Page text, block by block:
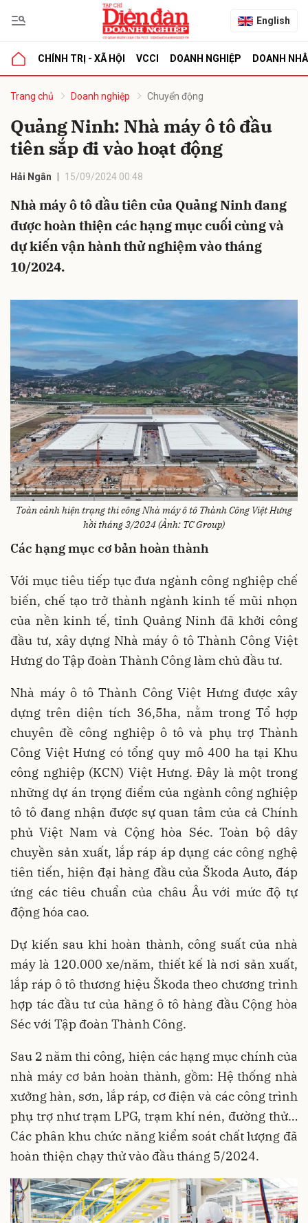
English
CHÍNH TRỊ - XÃ HỘI VCCI DOANH NGHIỆP DOANH
Trang chủ Doanh nghiệp Chuyển động
Quảng Ninh: Nhà máy ô tô đầu
tiên sắp đi vào hoạt động
Hải Ngân 15/09/2024 00:48
Nhà máy ô tô đầu tiên của Quảng Ninh đang
được hoàn thiện các hạng mục cuối cùng và
dự kiến vận hành thử nghiệm vào tháng
10/2024.
Toàn cảnh hiện trạng thi công Nhà máy ô tô Thành Công Việt Hưng
hồi tháng 3/2024 (Ảnh: TC Group)
Các hạng mục cơ bản hoàn thành
Với mục tiêu tiếp tục đưa ngành công nghiệp chế
biến, chế tạo trở thành ngành kinh tế mũi nhọn
của nền kinh tế, tỉnh Quảng Ninh đã khởi công
đầu tư, xây dựng Nhà máy ô tô Thành Công Việt
Hưng do Tập đoàn Thành Công làm chủ đầu tư.
Nhà máy ô tô Thành Công Việt Hưng được xây
dựng trên diện tích 36,5ha, nằm trong Tổ hợp
chuyên đề công nghiệp ô tô và phụ trợ Thành
Công Việt Hưng có tổng quy mô 400 ha tại Khu
công nghiệp (KCN) Việt Hưng. Đây là một trong
những dự án trọng điểm của ngành công nghiệp
tô tô đang nhận được sự quan tâm của cả Chính
phủ Việt Nam và Cộng hòa Séc. Toàn bộ dây
chuyền sản xuất, lắp ráp áp dụng các công nghệ
tiên tiến, hiện đại hàng đầu của Škoda Auto, đáp
ứng các tiêu chuẩn của châu Âu với mức độ tự
động hóa cao.
Dự kiến sau khi hoàn thành, công suất của nhà
máy là 120.000 xe/năm, thiết kế là nơi sản xuất,
lắp ráp ô tô thương hiệu Škoda theo chương trình
hợp tác đầu tư của hãng ô tô hàng đầu Cộng hòa
Séc với Tập đoàn Thành Công.
Sau 2 năm thi công, hiện các hạng mục chính của
nhà máy cơ bản hoàn thành, gồm: Hệ thống nhà
xưởng hàn, sơn, lắp ráp, cơ điện và các công trình
phụ trợ như trạm LPG, trạm khí nén, đường thử…
Các phân khu chức năng kiểm soát chất lượng đã
hoàn thiện chạy thử vào đầu tháng 5/2024.
luận
Hủy